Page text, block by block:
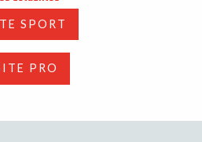
SPORT
PRO